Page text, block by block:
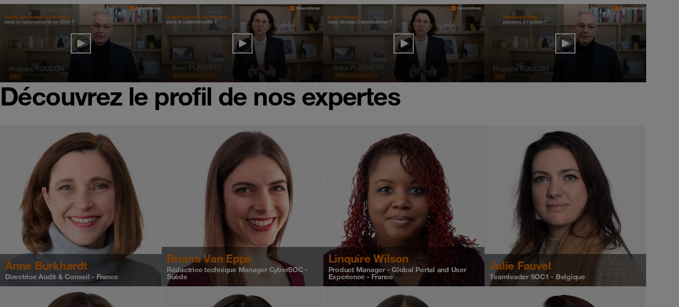
Découvrez le profil de nos expertes
Anne Burkhardt
Directrice Audit & Conseil - France
Briana Van Epps
Rédactrice technique Manager CyberSOC -
Suède
Linquire Wilson
Product Manager - Global Portal and User
Experience - France
Julie Fauvel
Teamleader SOC1 - Belgique